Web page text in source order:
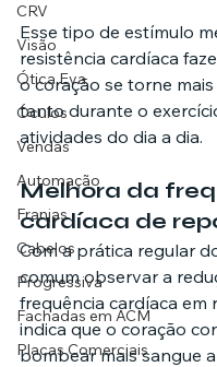
CRV
Visão
Ótica Eva
Óculos
Vendas
Automação
Franjas
Cabelos
Progressiva
Fachadas em ACM
Placas Comerciais
Esse tipo de estímulo
resistência cardíaca
o coração se torne
tanto durante o
atividades do dia a dia.
Melhora da
cardíaca de
Com a prática regular
comum observar a
frequência cardíaca em
indica que o coração
bombear mais sangue